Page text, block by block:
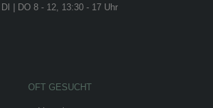
DI | DO 8 - 12, 13:30 - 17 Uhr
OFT GESUCHT